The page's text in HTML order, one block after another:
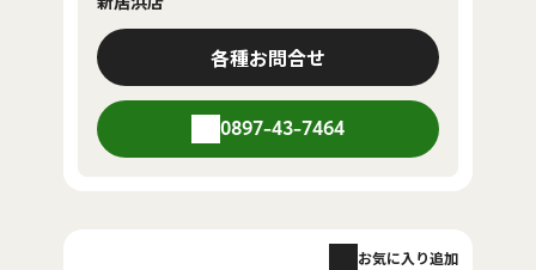
各種お問合せ
0897-43-7464
お気に入り追加